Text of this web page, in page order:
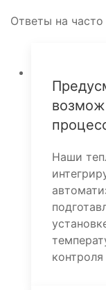
Ответы на
Наши